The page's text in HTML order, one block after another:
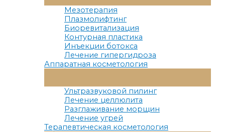
Меню
Мезотерапия
Плазмолифтинг
Биоревитализация
Контурная пластика
Инъекции ботокса
Лечение гипергидроза
Аппаратная косметология
Меню
Ультразвуковой пилинг
Лечение целлюлита
Разглаживание морщин
Лечение угрей
Терапевтическая косметология